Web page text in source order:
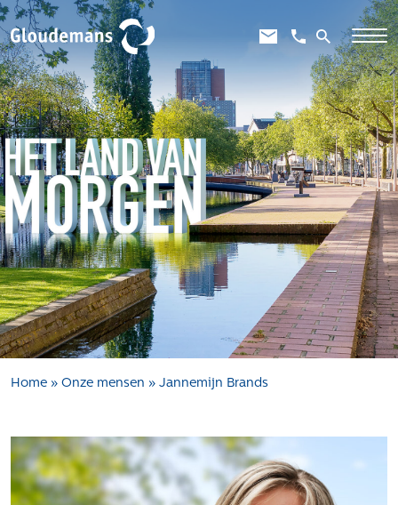
Expertises
Gebiedsontwikkeling
Gebiedseconomie
Grondstrategie en -verwerving
Taxaties overheid
Taxaties zakelijk
Schadevergoedingsrecht
Rentmeesterij
Transities
Tender-light voormalige St. Josefschool in
Brunssum
Tender-light Amundsenstraat Valkenswaard
Home » Onze mensen » Jannemijn Brands